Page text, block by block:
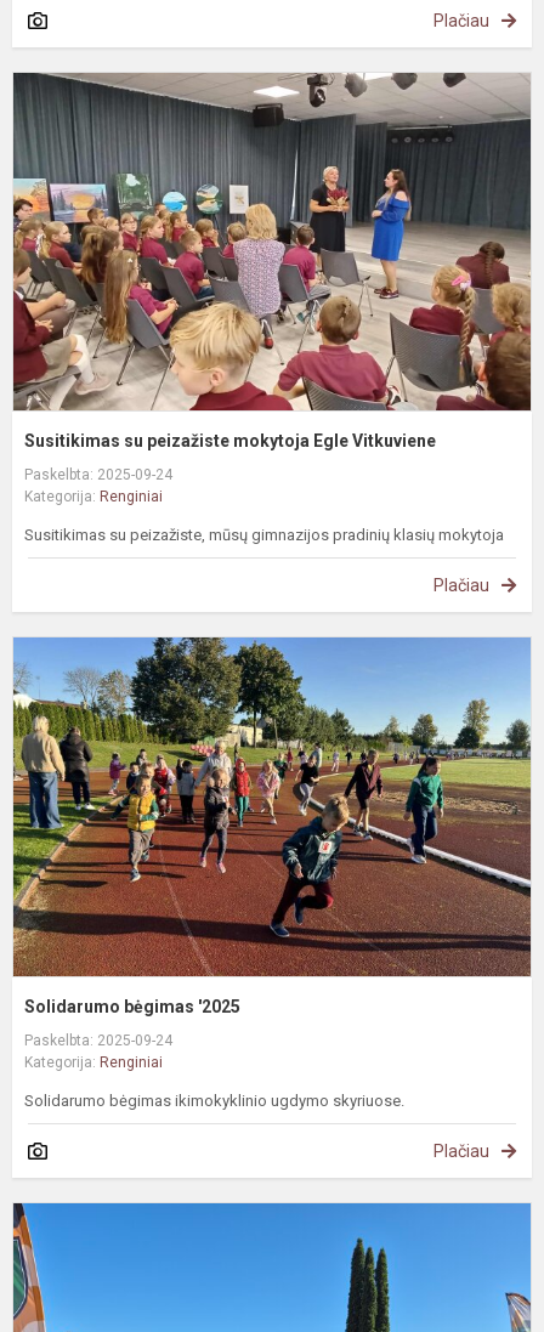
Plačiau
Susitikimas su peizažiste mokytoja Egle Vitkuviene
Paskelbta: 2025-09-24
Kategorija: Renginiai
Susitikimas su peizažiste, mūsų gimnazijos pradinių klasių mokytoja
Plačiau
Solidarumo bėgimas '2025
Paskelbta: 2025-09-24
Kategorija: Renginiai
Solidarumo bėgimas ikimokyklinio ugdymo skyriuose.
Plačiau